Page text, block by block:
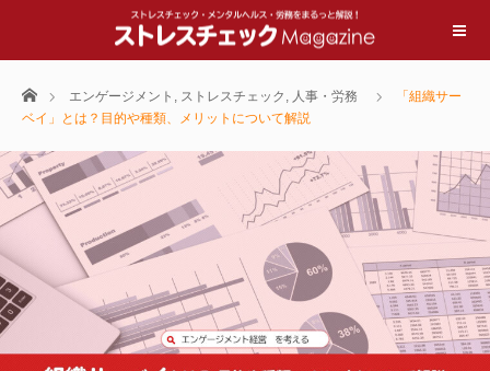
ホームエンゲージメント , ストレスチェック , 人事・労務
「組織サー
ベイ」とは？目的や種類、メリットについて解説